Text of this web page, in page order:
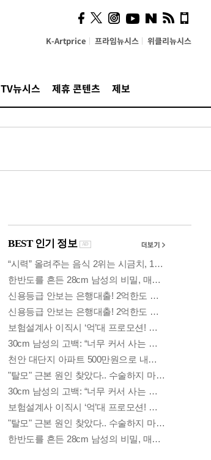
K-Artprice 프라임뉴시스 위클리뉴시스
TV뉴시스 제휴 콘텐츠 제보
사이 해답 찾았죠"…알을
깨고 나온 '초자아'